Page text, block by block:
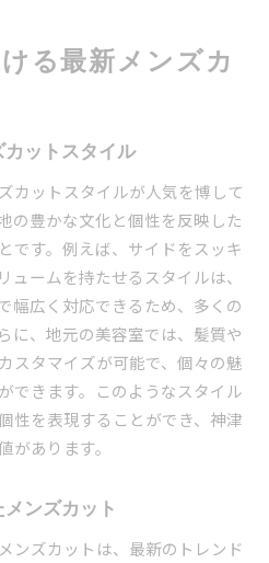
る最新メンズカ
ットスタイル
カットスタイルが人気を博して
の豊かな文化と個性を反映した
です。例えば、サイドをスッキ
ュームを持たせるスタイルは、
幅広く対応できるため、多くの
に、地元の美容室では、髪質や
スタマイズが可能で、個々の魅
できます。このようなスタイル
性を表現することができ、神津
があります。
ンズカット
ンズカットは、最新のトレンド